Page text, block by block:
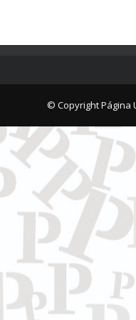
© Copyright Página